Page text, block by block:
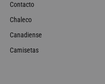
Contacto
Chaleco
Canadiense
Camisetas